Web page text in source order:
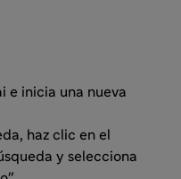
e inicia una nueva
haz clic en el
y selecciona